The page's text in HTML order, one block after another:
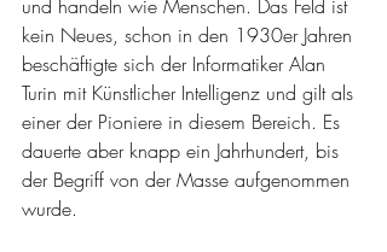
und handeln wie Menschen. Das Feld ist
kein Neues, schon in den 1930er Jahren
beschäftigte sich der Informatiker Alan
Turin mit Künstlicher Intelligenz und gilt als
einer der Pioniere in diesem Bereich. Es
dauerte aber knapp ein Jahrhundert, bis
der Begriff von der Masse aufgenommen
wurde.